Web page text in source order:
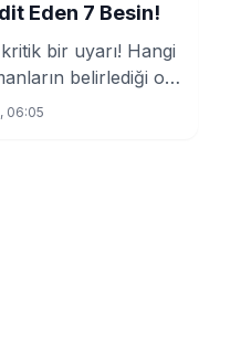
Eden 7 Besin!
kritik bir uyarı! Hangi
belirlediği o
06:05